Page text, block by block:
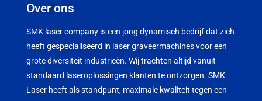
Over ons
SMK laser company is een jong dynamisch bedrijf dat zich
heeft gespecialiseerd in laser graveermachines voor een
grote diversiteit industrieën. Wij trachten altijd vanuit
standaard laseroplossingen klanten te ontzorgen. SMK
Laser heeft als standpunt, maximale kwaliteit tegen een